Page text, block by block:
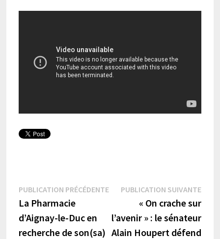
Navigation
de
l’article
PUBLICATION PRÉCÉDENTEPublication
précédente :
La Pharmacie
d’Aignay-le-Duc en
recherche de son(sa)
PUBLICATION SUIVANTE
« On crache sur
l’avenir » : le sénateur
Alain Houpert défend